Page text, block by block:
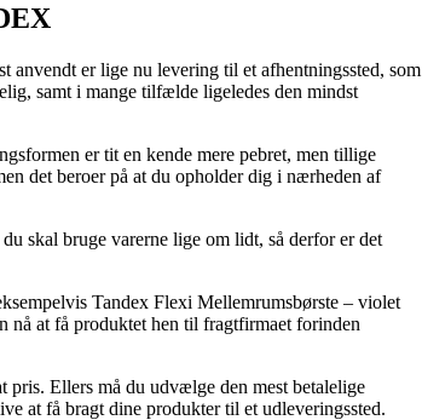
er lige nu levering til et afhentningssted, som
samt i mange tilfælde ligeledes den mindst
er tit en kende mere pebret, men tillige
det beroer på at du opholder dig i nærheden af
skal bruge varerne lige om lidt, så derfor er det
Tandex Flexi Mellemrums­børste – violet
nå at få produktet hen til fragtfirmaet forinden
pris. Ellers må du udvælge den mest betalelige
at få bragt dine produkter til et udleveringssted.